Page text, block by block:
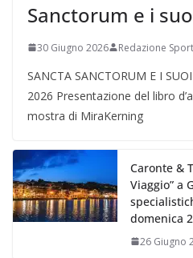
Sanctorum e i
30 Giugno 2026 Redazione
SANCTA SANCTORUM E I
2026 Presentazione del libro
mostra di MiraKerning
Caronte &
Viaggio” a
domenica
26 Giugno